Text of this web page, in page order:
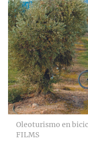
Oleoturismo en
FILMS